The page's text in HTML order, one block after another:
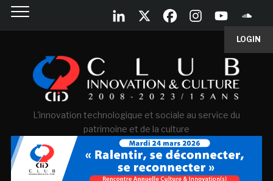
LOGIN
L'innovation technologique et sociale au service du
patrimoine et de la culture